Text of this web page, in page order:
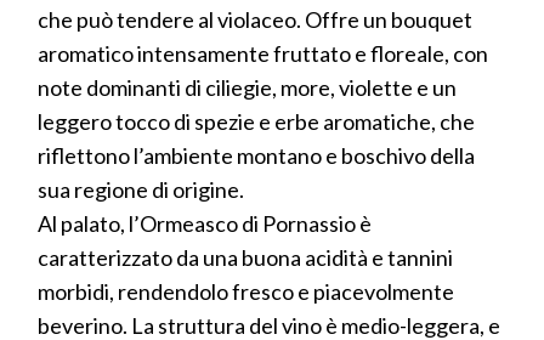
che può tendere al violaceo. Offre un bouquet
aromatico intensamente fruttato e floreale, con
note dominanti di ciliegie, more, violette e un
leggero tocco di spezie e erbe aromatiche, che
riflettono l’ambiente montano e boschivo della
sua regione di origine.
Al palato, l’Ormeasco di Pornassio è
caratterizzato da una buona acidità e tannini
morbidi, rendendolo fresco e piacevolmente
beverino. La struttura del vino è medio-leggera, e